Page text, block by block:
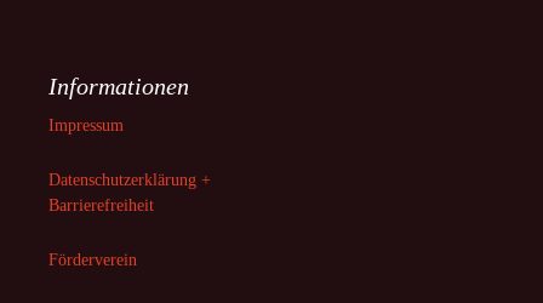
Informationen
Impressum
Datenschutzerklärung +
Barrierefreiheit
Förderverein